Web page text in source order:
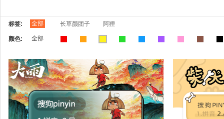
标签: 全部 长草颜团子 阿狸
颜色: 全部